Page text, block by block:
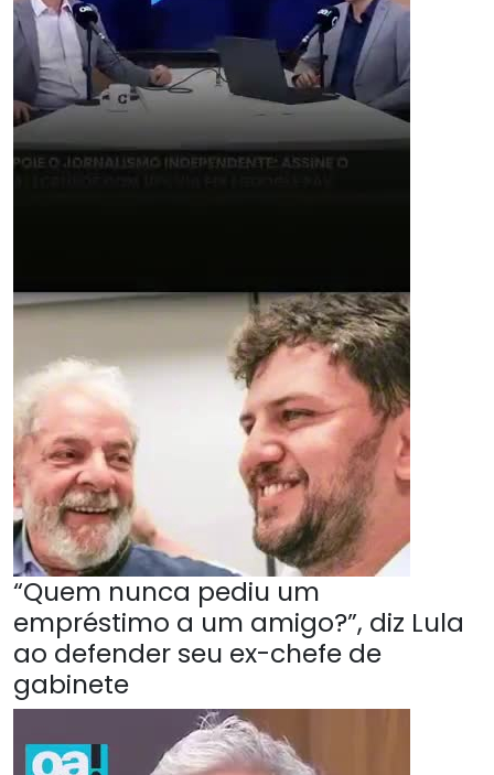
“Quem nunca pediu um
empréstimo a um amigo?”, diz Lula
ao defender seu ex-chefe de
gabinete